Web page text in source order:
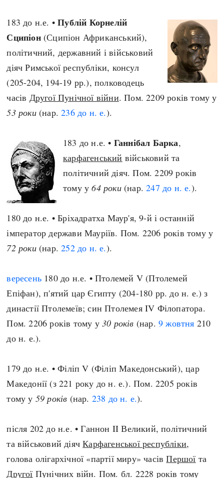
183 до н.е. •Публій Корнелій
Сципіон(Сципіон Африканський),
політичний, державний і військовий
діяч Римської республіки, консул
(205-204, 194-19 рр.), полководець
часів Другої Пунічної війни. Пом. 2209 років тому у
53 роки(нар.236 до н. е.).
183 до н.е. • Ганнібал Барка,
карфагенський військовий та
політичний діяч. Пом. 2209 років
тому у64 роки(нар.247 до н. е.).
180 до н.е. • Бріхадратха Маур'я, 9-й і останній
імператор держави Мауріїв. Пом. 2206 років тому у
72 роки(нар.252 до н. е.).
вересень 180 до н.е. • Птолемей V (Птолемей
Епіфан), п'ятий цар Єгипту (204-180 рр. до н. е.) з
династії Птолемеїв; син Птолемея IV Філопатора.
Пом. 2206 років тому у30 років (нар.9 жовтня 210
до н. е.).
179 до н.е. • Філіп V (Філіп Македонський), цар
Македонії (з 221 року до н. е.). Пом. 2205 років
тому у 59 років (нар. 238 до н. е.).
після 202 до н.е. • Ганнон II Великий, політичний
та військовий діячКарфагенської республіки,
голова олігархічної «партії миру» часівПершої та
Другої Пунічних війн. Пом. бл. 2228 років тому